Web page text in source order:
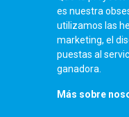
es nuestra
utilizamos las
marketing, el
puestas al
ganadora.
Más sobre